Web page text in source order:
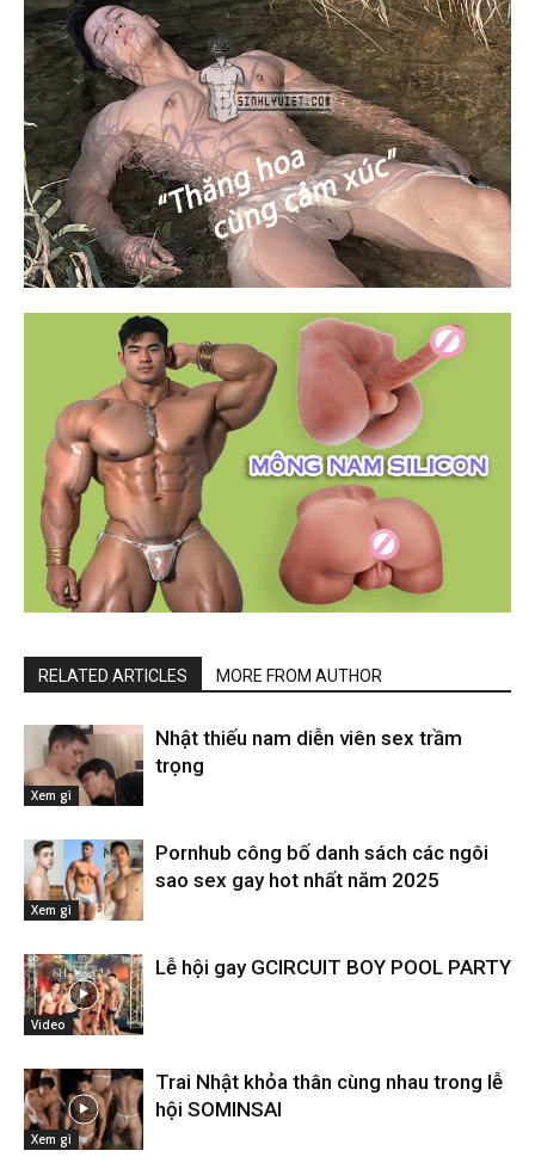
RELATED ARTICLES MORE FROM AUTHOR
Xem gì
Nhật thiếu nam diễn viên sex trầm
trọng
Xem gì
Pornhub công bố danh sách các ngôi
sao sex gay hot nhất năm 2025
Video
Lễ hội gay GCIRCUIT BOY POOL PARTY
Xem gì
Trai Nhật khỏa thân cùng nhau trong lễ
hội SOMINSAI